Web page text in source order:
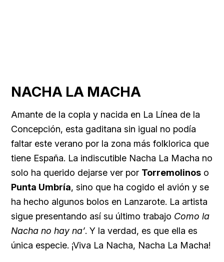
NACHA LA MACHA
Amante de la copla y nacida en La Línea de la
Concepción, esta gaditana sin igual no podía
faltar este verano por la zona más folklorica que
tiene España. La indiscutible Nacha La Macha no
solo ha querido dejarse ver por Torremolinos o
Punta Umbría, sino que ha cogido el avión y se
ha hecho algunos bolos en Lanzarote. La artista
sigue presentando así su último trabajo Como la
Nacha no hay na’. Y la verdad, es que ella es
única especie. ¡Viva La Nacha, Nacha La Macha!